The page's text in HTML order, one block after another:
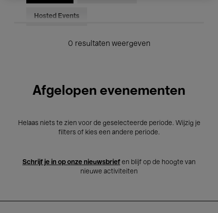
Hosted Events
0 resultaten weergeven
Afgelopen evenementen
Helaas niets te zien voor de geselecteerde periode. Wijzig je
filters of kies een andere periode.
Schrijf je in op onze nieuwsbrief en blijf op de hoogte van
nieuwe activiteiten